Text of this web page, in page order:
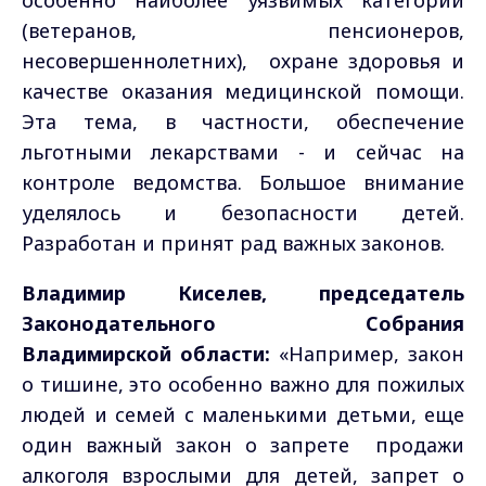
(ветеранов, пенсионеров,
несовершеннолетних), охране здоровья и
качестве оказания медицинской помощи.
Эта тема, в частности, обеспечение
льготными лекарствами - и сейчас на
контроле ведомства. Большое внимание
уделялось и безопасности детей.
Разработан и принят рад важных законов.
Владимир Киселев, председатель
Законодательного Собрания
Владимирской области: «Например, закон
о тишине, это особенно важно для пожилых
людей и семей с маленькими детьми, еще
один важный закон о запрете продажи
алкоголя взрослыми для детей, запрет о